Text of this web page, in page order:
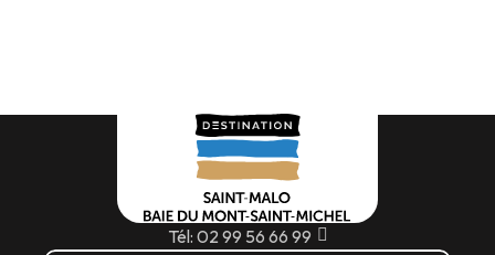
Tél: 02 99 56 66 99